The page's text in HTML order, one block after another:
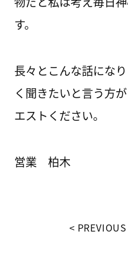
す。
長々とこんな話にな
く聞きたいと言う方
エストください。
営業 柏木
PREVIOUS